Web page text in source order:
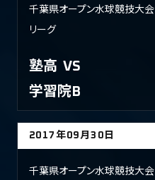
千葉県オープン水球競技大会
リーグ
塾高 VS
学習院B
2017年09月30日
千葉県オープン水球競技大会